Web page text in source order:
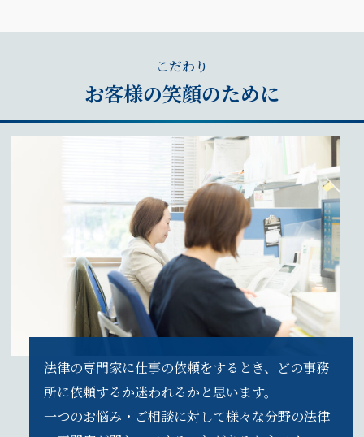
こだわり
お客様の笑顔のために
法律の専門家に仕事の依頼をするとき、どの事務
所に依頼するか迷われるかと思います。
一つのお悩み・ご相談に対して様々な分野の法律